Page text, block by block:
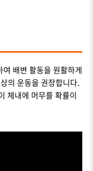
배변 활동을 원활하게
의 운동을 권장합니다.
체내에 머무를 확률이